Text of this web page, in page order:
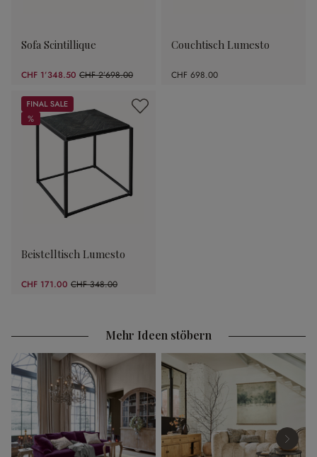
Sofa Scintillique
CHF 1’348.50 CHF 2’698.00
(50.02% gespart)
Couchtisch Lumesto
CHF 698.00
Sale
%
%
Beistelltisch Lumesto
CHF 171.00 CHF 348.00
(50.86% gespart)
Mehr Ideen stöbern